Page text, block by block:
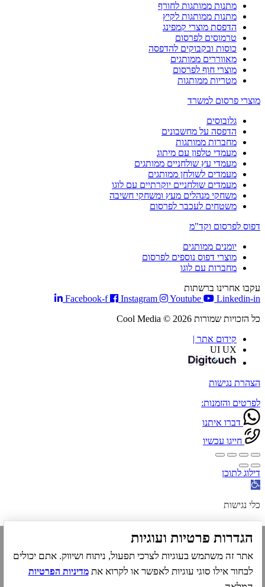
מתנות ממותגות לחורף
מתנות ממותגות לקיץ
הדפסת מוצרי קמפינג
טרמוסים לפרסום
כוסות ובקבוקים להדפסה
מאווררים ממותגים
מוצרי חוף לפרסום
מטריות ממותגות
מוצרי פרסום למשרד
גלובוסים
הדפסה על מחשבונים
מחברות ממותגות
מעמדי טלפון עם מיתוג
מעמדי עץ שולחניים ממותגים
מעמדים לשולחן ממותגים
מעמדים שולחניים יוקרתיים עם לוגו
משחקי מנהלים מעץ ומשחקי חשיבה
משטחים לעכבר לפרסום
דפוס לפרסום וקד"מ
יומנים ממותגים
מוצרי דפוס נוספים לפרסום
מחברות עם לוגו
עקבו אחרינו ברשתות
Facebook-f
Instagram Youtube
Linkedin-in
כל הזכויות שמורות Cool Media © 2026
קידום אתר |
UI UX
הצהרת נגישות
לפרטים והזמנות:
דברו איתנו
חייגו עכשיו
דילוג לתוכן
פתח
נגישות
כלי נגישות
הקטן טקסט
ניגודיות גבוהה
ניגודיות הפוכה
הגדרות פרטיות ועוגיות
אתר זה משתמש בעוגיות לצרכי תפעול, ניתוח ושיווק. אתם יכולים
לבחור אילו סוגי עוגיות לאפשר או לקרוא אתמדיניות הפרטיות